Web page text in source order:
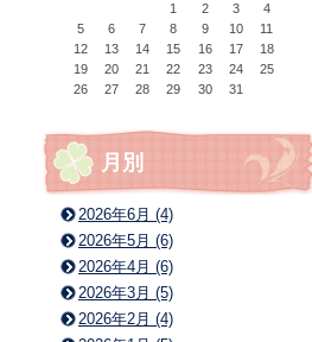
1 2 3
4
5
6 7 8 9 10
11
12
13 14 15 16 17
18
19
20 21 22 23 24
25
26
27 28 29 30 31
月別
2026年6月 (4)
2026年5月 (6)
2026年4月 (6)
2026年3月 (5)
2026年2月 (4)